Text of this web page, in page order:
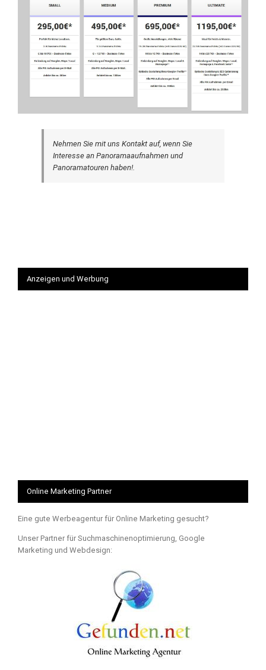
Nehmen Sie mit uns Kontakt auf, wenn Sie
Interesse an Panoramaaufnahmen und
Panoramatouren haben!.
Anzeigen und Werbung
Online Marketing Partner
Eine gute Werbeagentur für Online Marketing gesucht?
Unser Partner für Suchmaschinenoptimierung, Google
Marketing und Webdesign: